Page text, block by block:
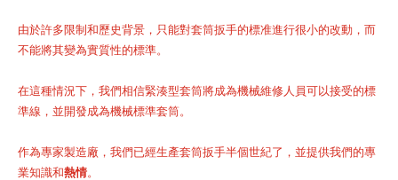
由於許多限制和歷史背景，只能對套筒扳手的標准進行很小的改動，而
不能將其變為實質性的標準。
在這種情況下， 我們相信緊湊型套筒將成為機械維修人員可以接受的標
準線，並開發成為機械標準套筒。
作為專家製造廠，我們已經生產套筒扳手半個世紀了， 並提供我們的專
業知識和熱情。